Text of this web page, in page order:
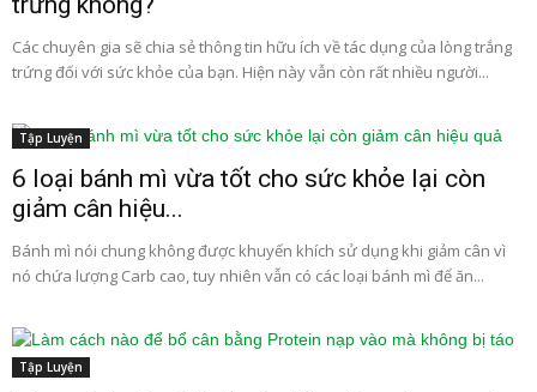
Các chuyên gia sẽ chia sẻ thông tin hữu ích về tác dụng của lòng trắng
trứng đối với sức khỏe của bạn. Hiện này vẫn còn rất nhiều người...
Tập Luyện
6 loại bánh mì vừa tốt cho sức khỏe lại còn
giảm cân hiệu...
Bánh mì nói chung không được khuyến khích sử dụng khi giảm cân vì
nó chứa lượng Carb cao, tuy nhiên vẫn có các loại bánh mì để ăn...
Tập Luyện